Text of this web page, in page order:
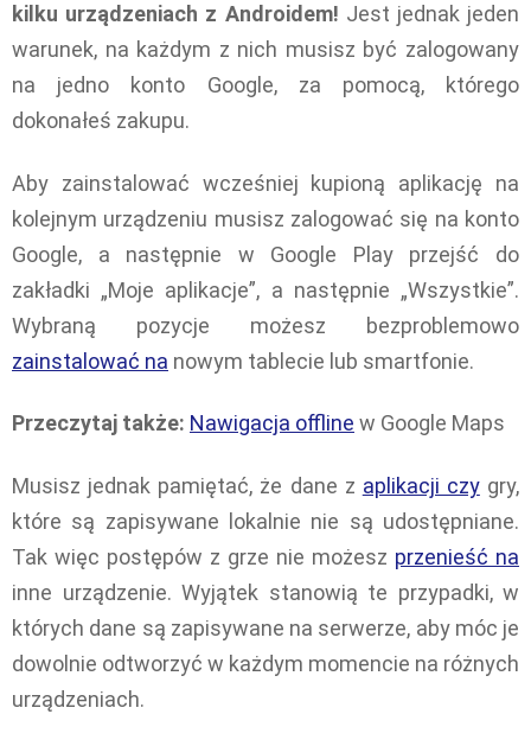
kilku urządzeniach z Androidem! Jest jednak jeden
warunek, na każdym z nich musisz być zalogowany
na jedno konto Google, za pomocą, którego
dokonałeś zakupu.
Aby zainstalować wcześniej kupioną aplikację na
kolejnym urządzeniu musisz zalogować się na konto
Google, a następnie w Google Play przejść do
zakładki „Moje aplikacje”, a następnie „Wszystkie”.
Wybraną pozycje możesz bezproblemowo
zainstalować na nowym tablecie lub smartfonie.
Przeczytaj także: Nawigacja offline w Google Maps
Musisz jednak pamiętać, że dane z aplikacji czygry,
które są zapisywane lokalnie nie są udostępniane.
Tak więc postępów z grze nie możesz przenieść na
inne urządzenie. Wyjątek stanowią te przypadki, w
których dane są zapisywane na serwerze, aby móc je
dowolnie odtworzyć w każdym momencie na różnych
urządzeniach.